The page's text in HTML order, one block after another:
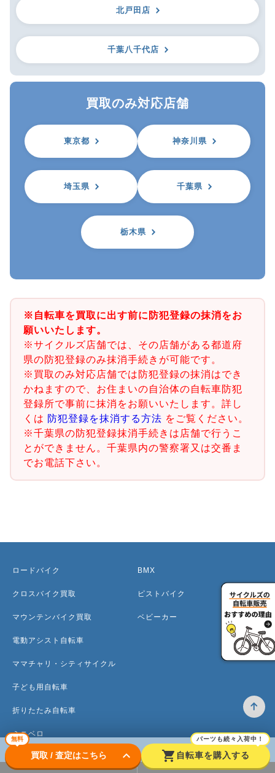
北戸田店
千葉八千代店
買取のみ対応店舗
東京都 神奈川県
埼玉県 千葉県
栃木県
※自転車を買取に出す前に防犯登録の抹消をお
願いいたします。
※サイクルズ店舗では、その店舗がある都道府
県の防犯登録のみ抹消手続きが可能です。
※買取のみ対応店舗では防犯登録の抹消はでき
かねますので、お住まいの自治体の自転車防犯
登録所で事前に抹消をお願いいたします。詳し
くは 防犯登録を抹消する方法 をご覧ください。
※千葉県の防犯登録抹消手続きは店舗で行うこ
とができません。千葉県内の警察署又は交番ま
でお電話下さい。
無料
買取 / 査定はこちら keyboard_arrow_down shopping_cart
パーツも続々入荷中！
自転車を購入する
ロードバイク
クロスバイク買取
マウンテンバイク買取
電動アシスト自転車
ママチャリ・シティサイクル
子ども用自転車
折りたたみ自転車
ミニベロ
BMX
ピストバイク
ベビーカー